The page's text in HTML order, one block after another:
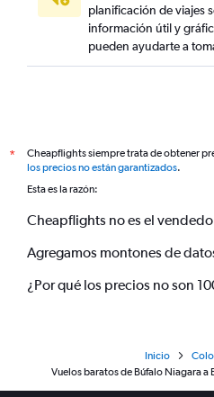
planificación de viajes
información útil y
pueden ayudarte a
*
Cheapflights siempre trata de obtener
los precios no están garantizados.
Esta es la razón:
Cheapflights no es el
Agregamos montones de
¿Por qué los precios no son
Inicio
Vuelos baratos de Búfalo Niagara